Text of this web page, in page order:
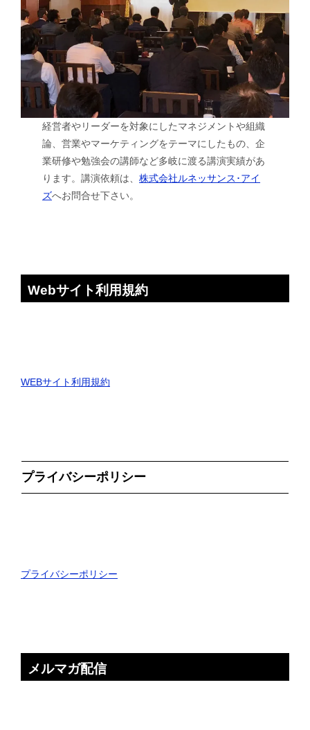
経営者やリーダーを対象にしたマネジメントや組織
論、営業やマーケティングをテーマにしたもの、企
業研修や勉強会の講師など多岐に渡る講演実績があ
ります。講演依頼は、株式会社ルネッサンス･アイ
ズへお問合せ下さい。
Webサイト利用規約
WEBサイト利用規約
プライバシーポリシー
プライバシーポリシー
メルマガ配信